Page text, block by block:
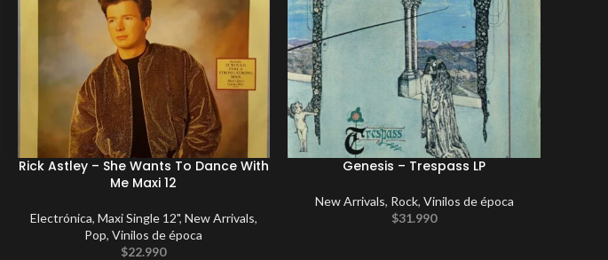
Rick Astley – She Wants To Dance With
Me Maxi 12
Electrónica, Maxi Single 12", New Arrivals,
Pop,Vinilos de época
$22.990
Genesis – Trespass LP
New Arrivals, Rock, Vinilos de época
$31.990